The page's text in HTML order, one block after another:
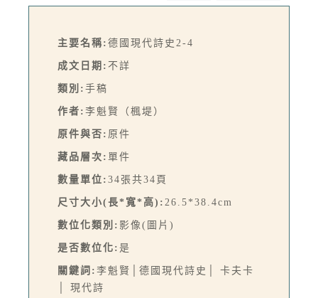
主要名稱: 德國現代詩史2-4
成文日期: 不詳
類別: 手稿
作者: 李魁賢（楓堤）
原件與否: 原件
藏品層次: 單件
數量單位: 34張共34頁
尺寸大小(長*寬*高): 26.5*38.4cm
數位化類別: 影像(圖片)
是否數位化: 是
關鍵詞: 李魁賢│德國現代詩史│ 卡夫卡
│ 現代詩